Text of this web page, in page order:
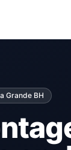
Grande BH